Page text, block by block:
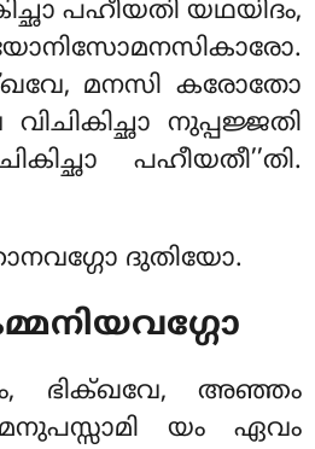
പഹീയതി യഥയിദം,
.
മനസി കരോതോ
നുപ്പജ്ജതി
പഹീയതീ’’തി.
ദുതിയോ.
, ഭിക്ഖവേ, അഞ്ഞം
യം ഏവം